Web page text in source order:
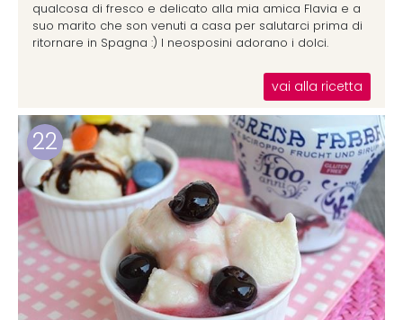
qualcosa di fresco e delicato alla mia amica Flavia e a
suo marito che son venuti a casa per salutarci prima di
ritornare in Spagna :) I neosposini adorano i dolci.
vai alla ricetta
22